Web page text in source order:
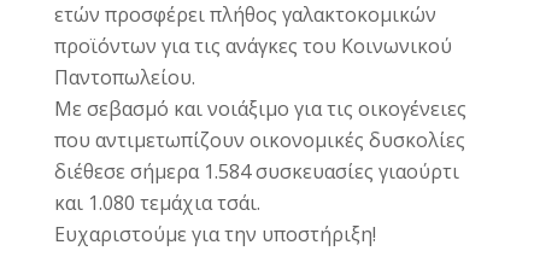
ετών προσφέρει πλήθος γαλακτοκομικών
προϊόντων για τις ανάγκες του Κοινωνικού
Παντοπωλείου.
Με σεβασμό και νοιάξιμο για τις οικογένειες
που αντιμετωπίζουν οικονομικές δυσκολίες
διέθεσε σήμερα 1.584 συσκευασίες γιαούρτι
και 1.080 τεμάχια τσάι.
Ευχαριστούμε για την υποστήριξη!